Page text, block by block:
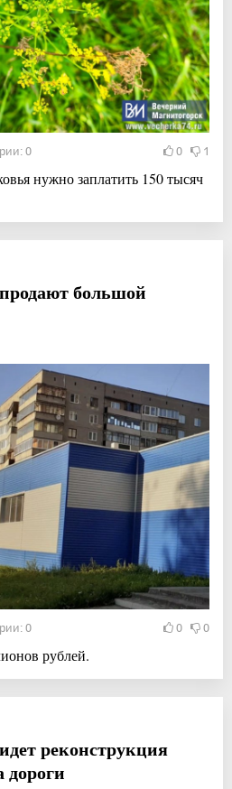
0 0 1
нужно заплатить 150 тысяч
большой
0 0 0
рублей.
реконструкция
дороги